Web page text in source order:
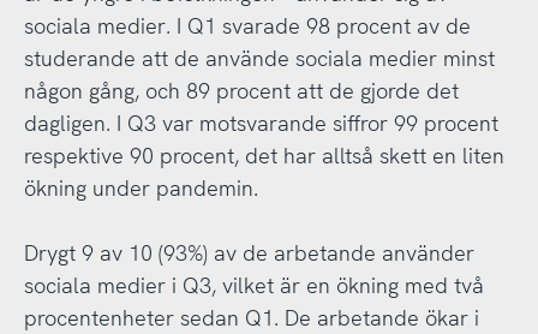
sociala medier. I Q1 svarade 98 procent av de
studerande att de använde sociala medier minst
någon gång, och 89 procent att de gjorde det
dagligen. I Q3 var motsvarande siffror 99 procent
respektive 90 procent, det har alltså skett en liten
ökning under pandemin.
Drygt 9 av 10 (93%) av de arbetande använder
sociala medier i Q3, vilket är en ökning med två
procentenheter sedan Q1. De arbetande ökar i